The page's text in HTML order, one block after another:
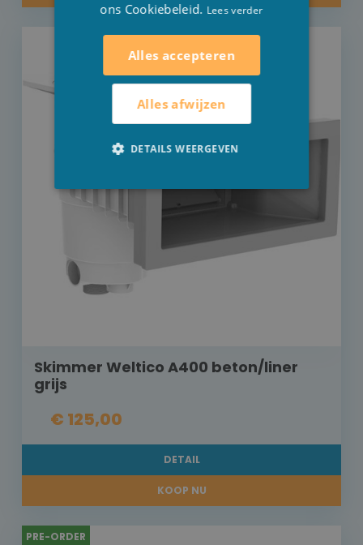
Skimmer Weltico A400 beton/liner
grijs
€ 125,00
DETAIL
KOOP NU
PRE-ORDER
ons Cookiebeleid. Lees verder
Alles accepteren
Alles afwijzen
DETAILS WEERGEVEN